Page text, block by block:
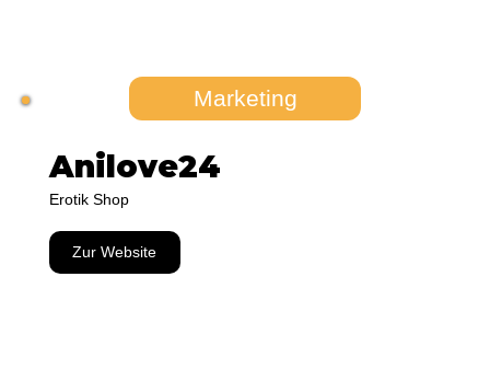
Anilove24
Erotik Shop
Zur Website
Marketing